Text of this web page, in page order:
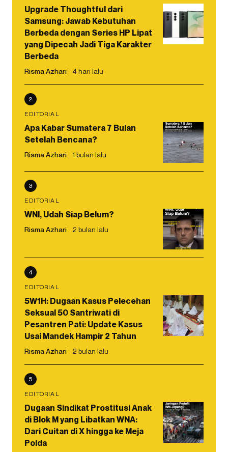
Upgrade Thoughtful dari
Samsung: Jawab Kebutuhan
Berbeda dengan Series HP Lipat
yang Dipecah Jadi Tiga Karakter
Berbeda
Risma Azhari 4 hari lalu
2
EDITORIAL
Apa Kabar Sumatera 7 Bulan
Setelah Bencana?
Risma Azhari 1 bulan lalu
3
EDITORIAL
WNI, Udah Siap Belum?
Risma Azhari 2 bulan lalu
4
EDITORIAL
5W1H: Dugaan Kasus Pelecehan
Seksual 50 Santriwati di
Pesantren Pati: Update Kasus
Usai Mandek Hampir 2 Tahun
Risma Azhari 2 bulan lalu
5
EDITORIAL
Dugaan Sindikat Prostitusi Anak
di Blok M yang Libatkan WNA:
Dari Cuitan di X hingga ke Meja
Polda